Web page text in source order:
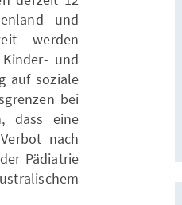
und
werden
und
auf soziale
bei
dass eine
nach
Pädiatrie